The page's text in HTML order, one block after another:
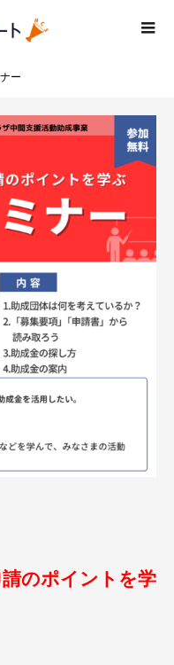
ー
のポイントを学